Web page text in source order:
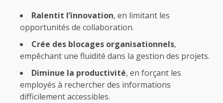
Ralentit l’innovation, en limitant les
opportunités de collaboration.
Crée des blocages organisationnels,
empêchant une fluidité dans la gestion des projets.
Diminue la productivité, en forçant les
employés à rechercher des informations
difficilement accessibles.